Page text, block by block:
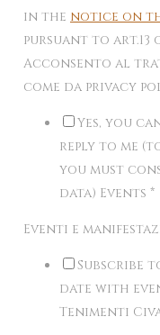
in the notice on
pursuant to art.13
Acconsento al
come da privacy
Yes, you
reply to me
you must
data) Events *
Eventi e
Subscribe
date with
Tenimenti